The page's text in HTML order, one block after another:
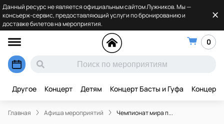
Данный ресурс не является официальным сайтом Лужников. Мы —
консьерж-сервис, предоставляющий услуги по бронированию и
доставке билетов на мероприятия.
0
Другое Концерт Детям Концерт Басты и Гуфа Концерт
Главная Афиша мероприятий Чемпионат мира п...